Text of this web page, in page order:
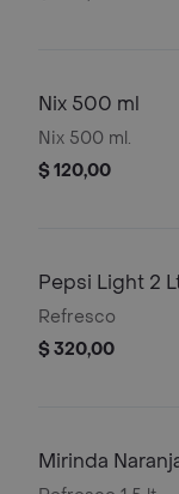
Nix 500 ml
Nix 500 ml.
$ 120,00
Pepsi Light 2
Refresco
$ 320,00
Mirinda